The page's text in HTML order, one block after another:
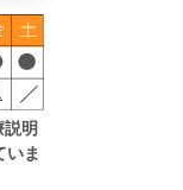
明
いま